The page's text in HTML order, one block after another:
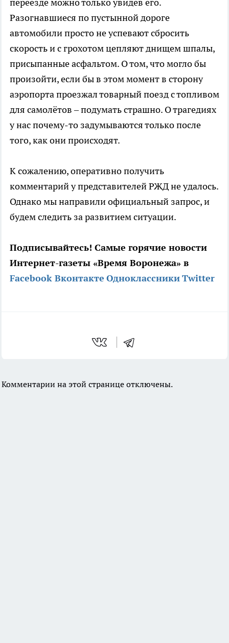
Разогнавшиеся по пустынной дороге
автомобили просто не успевают сбросить
скорость и с грохотом цепляют днищем шпалы,
присыпанные асфальтом. О том, что могло бы
произойти, если бы в этом момент в сторону
аэропорта проезжал товарный поезд с топливом
для самолётов – подумать страшно. О трагедиях
у нас почему-то задумываются только после
того, как они происходят.
К сожалению, оперативно получить
комментарий у представителей РЖД не удалось.
Однако мы направили официальный запрос, и
будем следить за развитием ситуации.
Подписывайтесь! Самые горячие новости
Интернет-газеты «Время Воронежа» в
Facebook Вконтакте ОдноклассникиTwitter
Комментарии на этой странице отключены.